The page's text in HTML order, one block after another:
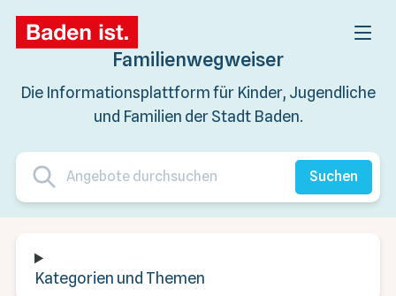
Familienwegweiser
Die Informationsplattform für Kinder, Jugendliche
und Familien der Stadt Baden.
Suchen
Kategorien und Themen